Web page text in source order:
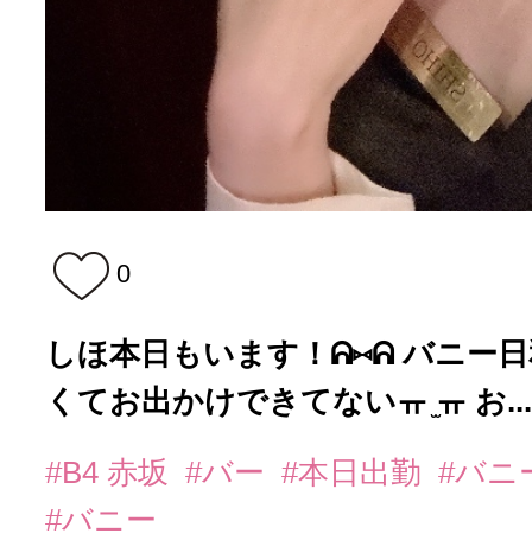
0
しほ本日もいます！ᕱ⑅︎ᕱ バニー
くてお出かけできてないㅠ ̫ㅠ お...
#B4 赤坂 #バー #本日出勤 #バニ
#バニー